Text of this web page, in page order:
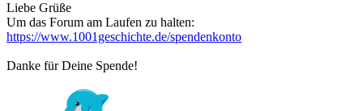
Liebe Grüße
Um das Forum am Laufen zu halten:
https://www.1001geschichte.de/spendenkonto
Danke für Deine Spende!